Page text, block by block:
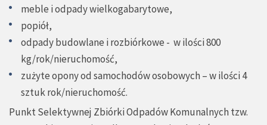
meble i odpady wielkogabarytowe,
popiół,
odpady budowlane i rozbiórkowe - w ilości 800
kg/rok/nieruchomość,
zużyte opony od samochodów osobowych – w ilości 4
sztuk rok/nieruchomość.
Punkt Selektywnej Zbiórki Odpadów Komunalnych tzw.